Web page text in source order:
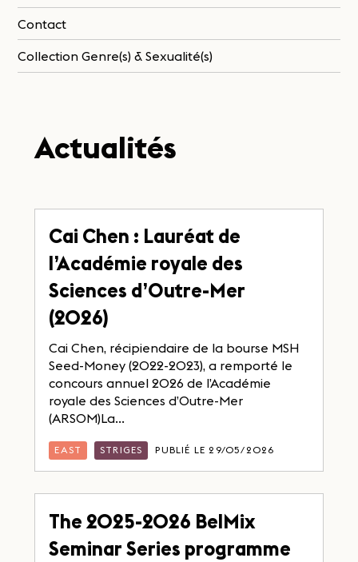
Contact
Collection Genre(s) & Sexualité(s)
Actualités
Cai Chen : Lauréat de
l’Académie royale des
Sciences d’Outre-Mer
(2026)
Cai Chen, récipiendaire de la bourse MSH
Seed-Money (2022-2023), a remporté le
concours annuel 2026 de l’Académie
royale des Sciences d’Outre-Mer
(ARSOM)La...
EAST STRIGES PUBLIÉ LE 29/05/2026
The 2025-2026 BelMix
Seminar Series programme